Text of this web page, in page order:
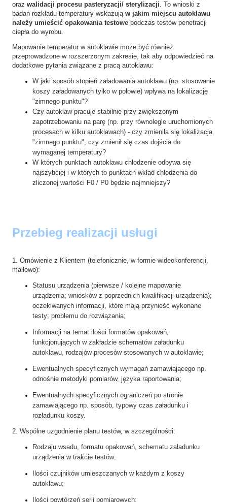
oraz walidacji procesu pasteryzacji/ sterylizacji. To wnioski z
badań rozkładu temperatury wskazują w jakim miejscu autoklawu
należy umieścić opakowania testowe podczas testów penetracji
ciepła do wyrobu.
Mapowanie temperatur w autoklawie może być również
przeprowadzone w rozszerzonym zakresie, tak aby odpowiedzieć na
dodatkowe pytania związane z pracą autoklawu:
W jaki sposób stopień załadowania autoklawu (np. stosowanie
koszy załadowanych tylko w połowie) wpływa na lokalizację
"zimnego punktu"?
Czy autoklaw pracuje stabilnie przy zwiększonym
zapotrzebowaniu na parę (np. przy równolegle uruchomionych
procesach w kilku autoklawach) - czy zmieniła się lokalizacja
"zimnego punktu", czy zmienił się czas dojścia do
wymaganej temperatury?
W których punktach autoklawu chłodzenie odbywa się
najszybciej i w których to punktach wkład chłodzenia do
zliczonej wartości F0 / P0 będzie najmniejszy?
Przebieg realizacji usługi
1. Omówienie z Klientem (telefonicznie, w formie wideokonferencji,
mailowo):
Statusu urządzenia (pierwsze / kolejne mapowanie
urządzenia; wniosków z poprzednich kwalifikacji urządzenia);
oczekiwanych informacji, które mają przynieść wykonane
testy; problemu do rozwiązania;
Informacji na temat ilości formatów opakowań,
funkcjonujących w zakładzie schematów załadunku
autoklawu, rodzajów procesów stosowanych w autoklawie;
Ewentualnych specyficznych wymagań zamawiającego np.
odnośnie metodyki pomiarów, języka raportowania;
Ewentualnych specyficznych ograniczeń po stronie
zamawiającego np. sposób, typowy czas załadunku i
rozładunku koszy.
2. Wspólne uzgodnienie planu testów, w szczególności:
Rodzaju wsadu, formatu opakowań, schematu załadunku
urządzenia w trakcie testów;
Ilości czujników umieszczanych w każdym z koszy
autoklawu;
Ilości powtórzeń serii pomiarowych;